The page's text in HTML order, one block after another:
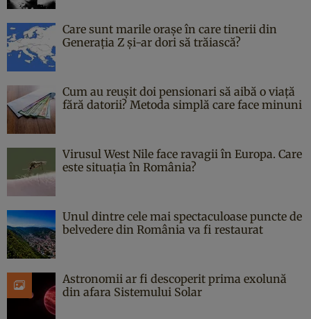
Care sunt marile orașe în care tinerii din
Generația Z și-ar dori să trăiască?
Cum au reușit doi pensionari să aibă o viață
fără datorii? Metoda simplă care face minuni
Virusul West Nile face ravagii în Europa. Care
este situația în România?
Unul dintre cele mai spectaculoase puncte de
belvedere din România va fi restaurat
Astronomii ar fi descoperit prima exolună
din afara Sistemului Solar